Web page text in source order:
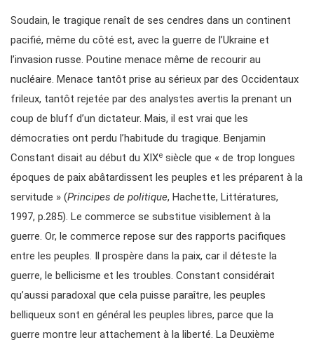
Soudain, le tragique renaît de ses cendres dans un continent
pacifié, même du côté est, avec la guerre de l’Ukraine et
l’invasion russe. Poutine menace même de recourir au
nucléaire. Menace tantôt prise au sérieux par des Occidentaux
frileux, tantôt rejetée par des analystes avertis la prenant un
coup de bluff d’un dictateur. Mais, il est vrai que les
démocraties ont perdu l’habitude du tragique. Benjamin
Constant disait au début du XIXe siècle que « de trop longues
époques de paix abâtardissent les peuples et les préparent à la
servitude » (Principes de politique, Hachette, Littératures,
1997, p.285). Le commerce se substitue visiblement à la
guerre. Or, le commerce repose sur des rapports pacifiques
entre les peuples. Il prospère dans la paix, car il déteste la
guerre, le bellicisme et les troubles. Constant considérait
qu’aussi paradoxal que cela puisse paraître, les peuples
belliqueux sont en général les peuples libres, parce que la
guerre montre leur attachement à la liberté. La Deuxième